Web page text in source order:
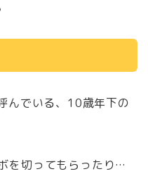
んでいる、10歳年下の
を切ってもらったり…